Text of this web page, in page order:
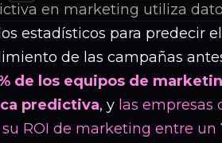
en marketing utiliza
estadísticos para predecir
de las campañas
de los equipos de
predictiva, y las
ROI de marketing entre un